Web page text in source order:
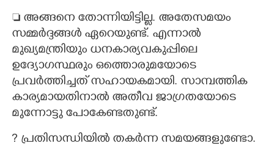
 അങ്ങനെ തോന്നിയിട്ടില്ല. അതേസമയം
സമ്മർദ്ദങ്ങൾ ഏറെയുണ്ട്. എന്നാൽ
മുഖ്യമന്ത്രിയും ധനകാര്യവകുപ്പിലെ
ഉദ്യോഗസ്ഥരും ഒത്തൊരുമയോടെ
പ്രവർത്തിച്ചത് സഹായകമായി. സാമ്പത്തിക
കാര്യമായതിനാൽ അതീവ ജാഗ്രതയോടെ
മുന്നോട്ടു പോകേണ്ടതുണ്ട്.
?​ പ്രതിസന്ധിയിൽ തകർന്ന സമയങ്ങളുണ്ടോ.